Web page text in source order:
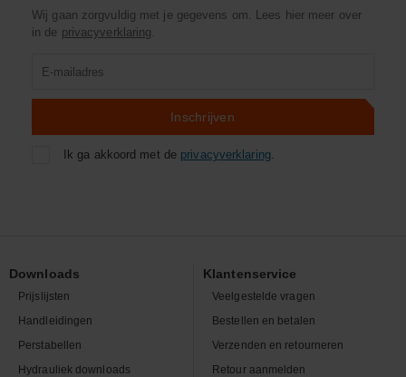
Wij gaan zorgvuldig met je gegevens om. Lees hier meer over
in de privacyverklaring.
Inschrijven
Ik ga akkoord met de privacyverklaring.
Downloads
Prijslijsten
Handleidingen
Perstabellen
Hydrauliek downloads
Klantenservice
Veelgestelde vragen
Bestellen en betalen
Verzenden en retourneren
Retour aanmelden